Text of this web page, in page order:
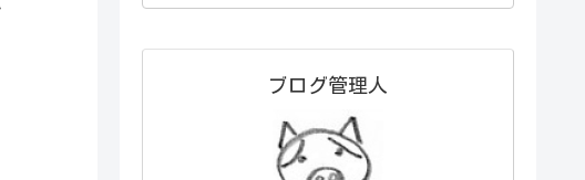
ブログ管理人